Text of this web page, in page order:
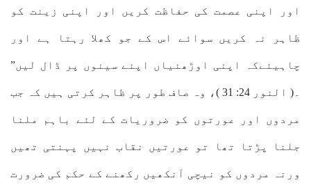
اور اپنی عصمت کی حفاظت کریں اور اپنی زینت کو
ظاہر نہ کریں سوائے اس کے جو کھلا رہتا ہے اور
چاہیئےکہ اپنی اوڑھنیاں اپنے سینوں پر ڈال لیں”
۔( النور 24: 31 )، وہ صاف طور پر ظاہر کرتی ہیں کہ جب
مردوں اور عورتوں کو ضروریات کے لئے باہم ملنا
جلنا پڑتا تھا تو عورتیں نقاب نہیں پہنتی تھیں
ورنہ مردوں کو نیچی آنکھیں رکھنے کے حکم کی ضرورت